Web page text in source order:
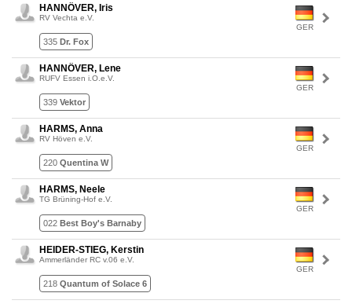
GER
HANNÖVER, Iris
RV Vechta e.V.
335 Dr. Fox
GER
HANNÖVER, Lene
RUFV Essen i.O.e.V.
339 Vektor
GER
HARMS, Anna
RV Höven e.V.
220 Quentina W
GER
HARMS, Neele
TG Brüning-Hof e.V.
022 Best Boy's Barnaby
GER
HEIDER-STIEG, Kerstin
Ammerländer RC v.06 e.V.
218 Quantum of Solace 6